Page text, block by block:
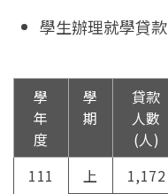
學生辦理就學貸款
學
年
度
學
期
貸款
人數
(人)
111 上 1,172